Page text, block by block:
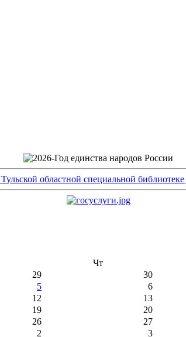
Чт
29 30
5 6
12 13
19 20
26 27
2 3